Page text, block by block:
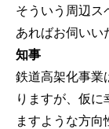
そういう周辺ス
あればお伺いい
知事
鉄道高架化事業
りますが、仮に
ますような方向